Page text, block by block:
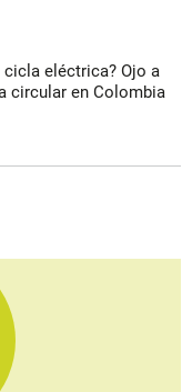
cicla eléctrica? Ojo a
circular en Colombia